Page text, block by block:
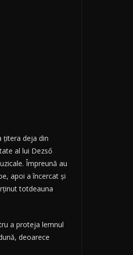
țitera deja din
al lui Dezső
Împreună au
apoi a încercat şi
totdeauna
a proteja lemnul
deoarece